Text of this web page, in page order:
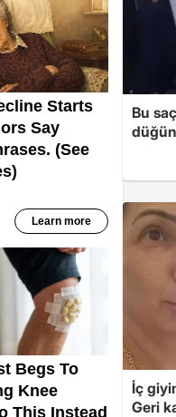
Bu
düğün
İç
Geri